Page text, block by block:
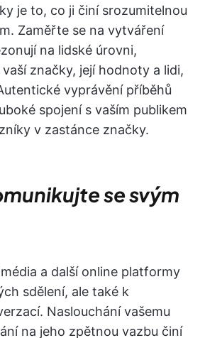
je to, co ji činí srozumitelnou
Zaměřte se na vytváření
na lidské úrovni,
značky, její hodnoty a lidi,
vyprávění příběhů
spojení s vaším publikem
v zastánce značky.
se svým
a další online platformy
sdělení, ale také k
Naslouchání vašemu
na jeho zpětnou vazbu činí